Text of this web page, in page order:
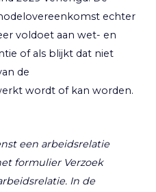
echter
voldoet aan wet- en
of als blijkt dat niet
de
wordt of kan worden.
een arbeidsrelatie
formulier Verzoek
In de